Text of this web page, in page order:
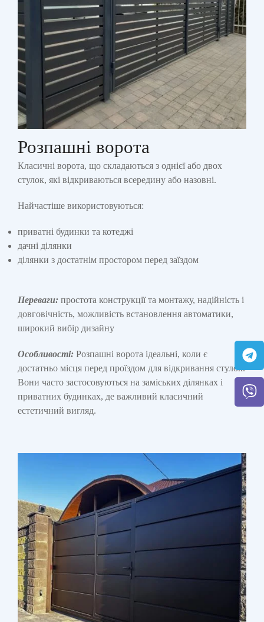
Розпашні ворота
Класичні ворота, що складаються з однієї або двох
стулок, які відкриваються всередину або назовні.
Найчастіше використовуються:
приватні будинки та котеджі
дачні ділянки
ділянки з достатнім простором перед заїздом
Переваги: простота конструкції та монтажу, надійність і
довговічність, можливість встановлення автоматики,
широкий вибір дизайну
Особливості: Розпашні ворота ідеальні, коли є
достатньо місця перед проїздом для відкривання стулок.
Вони часто застосовуються на заміських ділянках і
приватних будинках, де важливий класичний
естетичний вигляд.